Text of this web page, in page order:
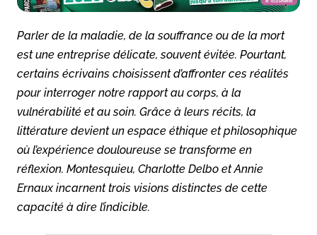
Parler de la maladie, de la souffrance ou de la mort
est une entreprise délicate, souvent évitée. Pourtant,
certains écrivains choisissent d’affronter ces réalités
pour interroger notre rapport au corps, à la
vulnérabilité et au soin. Grâce à leurs récits, la
littérature devient un espace éthique et philosophique
où l’expérience douloureuse se transforme en
réflexion. Montesquieu, Charlotte Delbo et Annie
Ernaux incarnent trois visions distinctes de cette
capacité à dire l’indicible.